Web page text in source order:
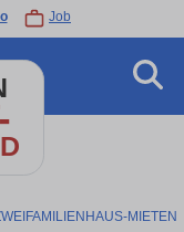
Job
MIETEN